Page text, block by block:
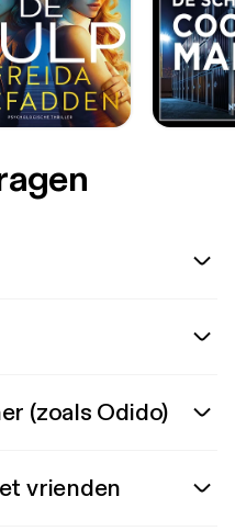
(zoals Odido)
vrienden